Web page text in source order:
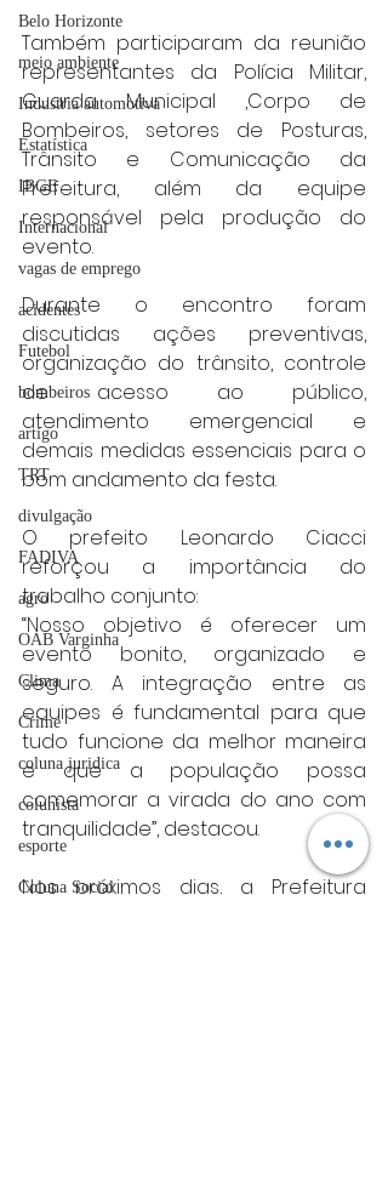
Belo Horizonte
meio ambiente
Industria automotiva
Estatística
IBGE
Internacional
vagas de emprego
acidentes
Futebol
bombeiros
artigo
TRT
divulgação
FADIVA
agro
OAB Varginha
Clima
Crime
coluna juridica
colunista
esporte
Coluna Social
Também participaram da reunião
representantes da Polícia Militar,
Guarda Municipal ,Corpo de
Bombeiros, setores de Posturas,
Trânsito e Comunicação da
Prefeitura, além da equipe
responsável pela produção do
evento.
Durante o encontro foram
discutidas ações preventivas,
organização do trânsito, controle
de acesso ao público,
atendimento emergencial e
demais medidas essenciais para o
bom andamento da festa.
O prefeito Leonardo Ciacci
reforçou a importância do
trabalho conjunto:
“Nosso objetivo é oferecer um
evento bonito, organizado e
seguro. A integração entre as
equipes é fundamental para que
tudo funcione da melhor maneira
e que a população possa
comemorar a virada do ano com
tranquilidade”, destacou.
Nos próximos dias, a Prefeitura